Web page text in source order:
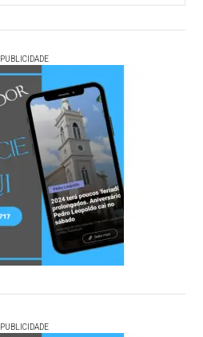
PUBLICIDADE
PUBLICIDADE